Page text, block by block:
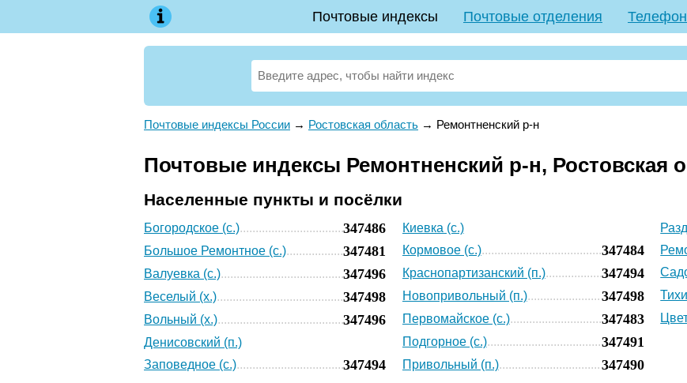
Почтовые индексы Почтовые отделения
Почтовые индексы России → Ростовская область → Ремонтненский р-н
Почтовые индексы Ремонтненский р-н, Ростовская
Населенные пункты и посёлки
Богородское (с.) 347486
Большое Ремонтное (с.) 347481
Валуевка (с.) 347496
Веселый (х.) 347498
Вольный (х.) 347496
Денисовский (п.)
Заповедное (с.)
347494
Киевка (с.)
Кормовое (с.)
347484
Краснопартизанский (п.) 347494
Новопривольный (п.) 347498
Первомайское (с.) 347483
Подгорное (с.) 347491
Привольный (п.) 347490